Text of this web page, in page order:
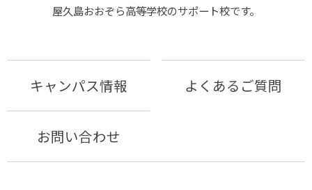
屋久島おおぞら⾼等学校のサポート校です。
キャンパス情報 よくあるご質問
お問い合わせ